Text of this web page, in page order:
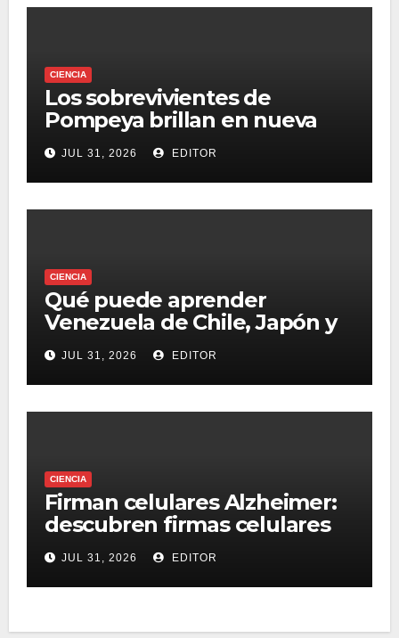
CIENCIA
Los sobrevivientes de
Pompeya brillan en nueva
serie documental
JUL 31, 2026 EDITOR
CIENCIA
Qué puede aprender
Venezuela de Chile, Japón y
otros países que construyen
edificios ‘sobre patines’ para
resistir terremotos
JUL 31, 2026 EDITOR
CIENCIA
Firman celulares Alzheimer:
descubren firmas celulares
compartidas entre grupos
JUL 31, 2026 EDITOR